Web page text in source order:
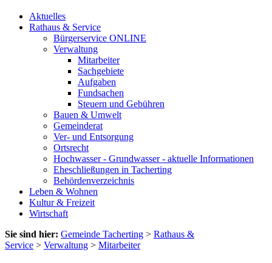
Aktuelles
Rathaus & Service
Bürgerservice ONLINE
Verwaltung
Mitarbeiter
Sachgebiete
Aufgaben
Fundsachen
Steuern und Gebühren
Bauen & Umwelt
Gemeinderat
Ver- und Entsorgung
Ortsrecht
Hochwasser - Grundwasser - aktuelle Informationen
Eheschließungen in Tacherting
Behördenverzeichnis
Leben & Wohnen
Kultur & Freizeit
Wirtschaft
Sie sind hier: Gemeinde Tacherting > Rathaus &
Service > Verwaltung > Mitarbeiter